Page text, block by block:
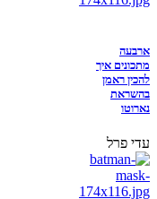
ארבעה
מתכונים איך
להכין ראמן
בהשראת
נארוטו
עדי פרל